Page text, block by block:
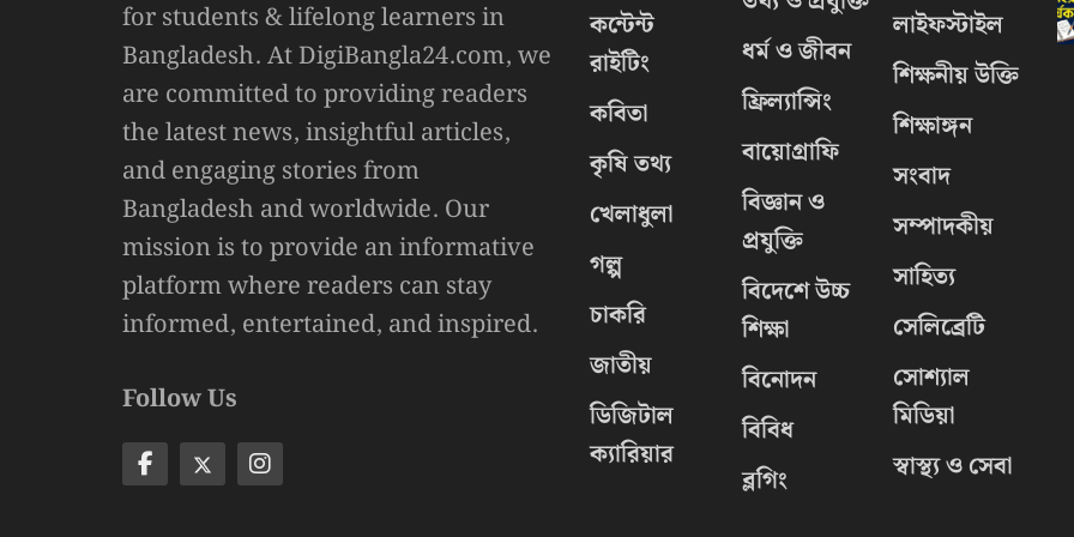
for students & lifelong learners in
Bangladesh. At DigiBangla24.com, we
are committed to providing readers
the latest news, insightful articles,
and engaging stories from
Bangladesh and worldwide. Our
mission is to provide an informative
platform where readers can stay
informed, entertained, and inspired.
Follow Us
কন্টেন্ট
রাইটিং
কবিতা
কৃষি তথ্য
খেলাধুলা
গল্প
চাকরি
জাতীয়
ডিজিটাল
ক্যারিয়ার
ধর্ম ও জীবন
ফ্রিল্যান্সিং
বায়োগ্রাফি
বিজ্ঞান ও
প্রযুক্তি
বিদেশে উচ্চ
শিক্ষা
বিনোদন
বিবিধ
ব্লগিং
লাইফস্টাইল
শিক্ষনীয় উক্তি
শিক্ষাঙ্গন
সংবাদ
সম্পাদকীয়
সাহিত্য
সেলিব্রেটি
সোশ্যাল
মিডিয়া
স্বাস্থ্য ও সেবা